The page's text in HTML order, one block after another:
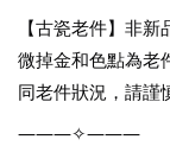
【古瓷老件】非
微掉金和色點為老
同老件狀況，請謹
———✧———